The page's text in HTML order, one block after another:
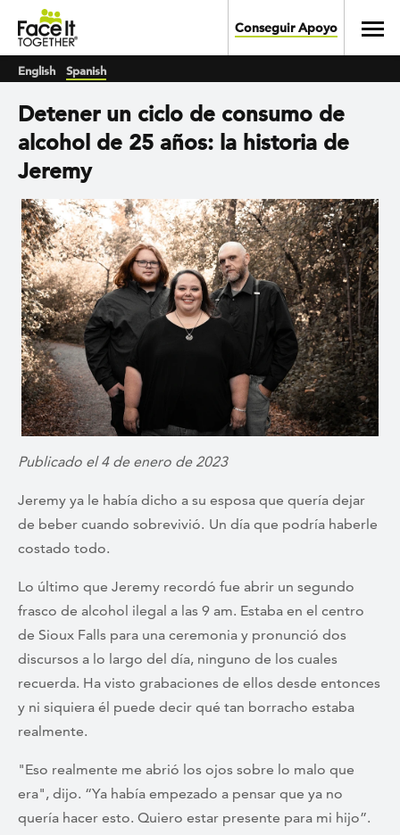
Skip to main content
Conseguir Apoyo
English Spanish
Detener un ciclo de consumo de
alcohol de 25 años: la historia de
Jeremy
Publicado el 4 de enero de 2023
Jeremy ya le había dicho a su esposa que quería dejar
de beber cuando sobrevivió. Un día que podría haberle
costado todo.
Lo último que Jeremy recordó fue abrir un segundo
frasco de alcohol ilegal a las 9 am. Estaba en el centro
de Sioux Falls para una ceremonia y pronunció dos
discursos a lo largo del día, ninguno de los cuales
recuerda. Ha visto grabaciones de ellos desde entonces
y ni siquiera él puede decir qué tan borracho estaba
realmente.
"Eso realmente me abrió los ojos sobre lo malo que
era", dijo. “Ya había empezado a pensar que ya no
quería hacer esto. Quiero estar presente para mi hijo”.